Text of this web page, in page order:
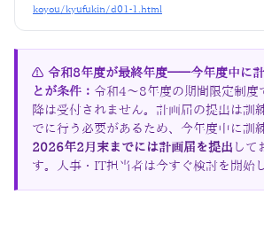
koyou/kyufukin/d01-1.html
⚠ 令和8年度が最終年度——今年度中に計
とが条件： 令和4〜8年度の期間限定制度
降は受付されません。計画届の提出は訓
でに行う必要があるため、今年度中に訓
2026年2月末までには計画届を提出 して
す。人事・IT担当者は今すぐ検討を開始